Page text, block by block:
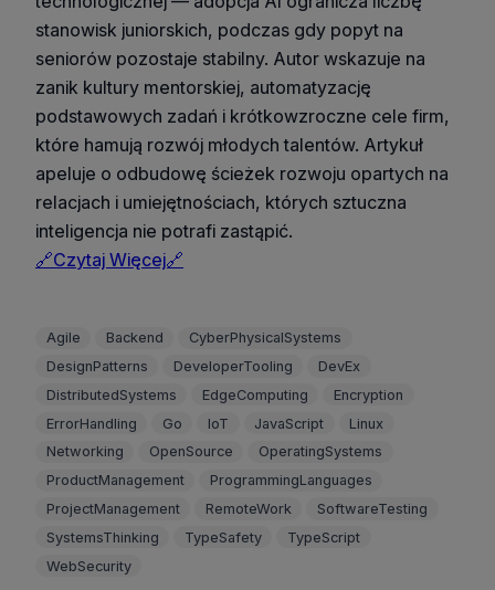
stanowisk juniorskich, podczas gdy popyt na
seniorów pozostaje stabilny. Autor wskazuje na
zanik kultury mentorskiej, automatyzację
podstawowych zadań i krótkowzroczne cele firm,
które hamują rozwój młodych talentów. Artykuł
apeluje o odbudowę ścieżek rozwoju opartych na
relacjach i umiejętnościach, których sztuczna
inteligencja nie potrafi zastąpić.
🔗Czytaj Więcej🔗
Agile Backend
CyberPhysicalSystems
DesignPatterns
DeveloperTooling
DevEx
DistributedSystems
EdgeComputing
Encryption
ErrorHandling
Go IoT JavaScript
Linux
Networking
OpenSource
OperatingSystems
ProductManagement
ProgrammingLanguages
ProjectManagement
RemoteWork
SoftwareTesting
SystemsThinking
TypeSafety
TypeScript
WebSecurity